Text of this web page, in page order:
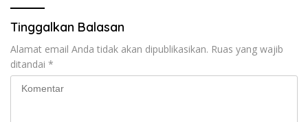
Tinggalkan Balasan
Alamat email Anda tidak akan dipublikasikan. Ruas yang wajib
ditandai *